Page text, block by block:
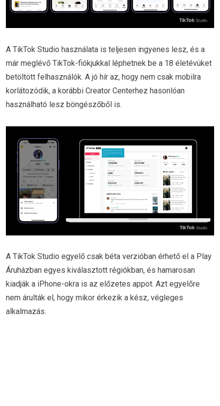
A TikTok Studio használata is teljesen ingyenes lesz, és a
már meglévő TikTok-fiókjukkal léphetnek be a 18 életévüket
betöltött felhasználók. A jó hír az, hogy nem csak mobilra
korlátozódik, a korábbi Creator Centerhez hasonlóan
használható lesz böngészőből is.
A TikTok Studio egyelő csak béta verzióban érhető el a Play
Áruházban egyes kiválasztott régiókban, és hamarosan
kiadják a iPhone-okra is az előzetes appot. Azt egyelőre
nem árulták el, hogy mikor érkezik a kész, végleges
alkalmazás.